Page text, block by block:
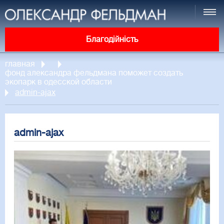
Благодійність
главная
фонд александра фельдмана поможет создать
экопарк в одесской области
admin-ajax
admin-ajax